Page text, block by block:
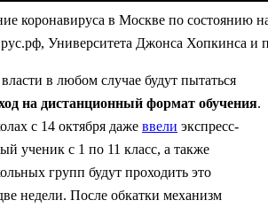
коронавируса в Москве по состоянию
Университета Джонса Хопкинса и
в любом случае будут пытаться
на дистанционный формат обучения.
с 14 октября даже ввели экспресс-
ученик с 1 по 11 класс, а также
групп будут проходить это
недели. После обкатки механизм